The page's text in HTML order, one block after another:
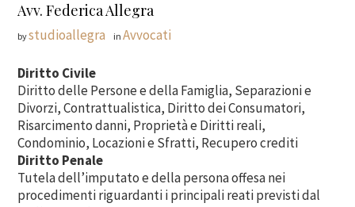
Avv. Federica Allegra
bystudioallegra inAvvocati
Diritto Civile
Diritto delle Persone e della Famiglia, Separazioni e
Divorzi, Contrattualistica, Diritto dei Consumatori,
Risarcimento danni, Proprietà e Diritti reali,
Condominio, Locazioni e Sfratti, Recupero crediti
Diritto Penale
Tutela dell’imputato e della persona offesa nei
procedimenti riguardanti i principali reati previsti dal